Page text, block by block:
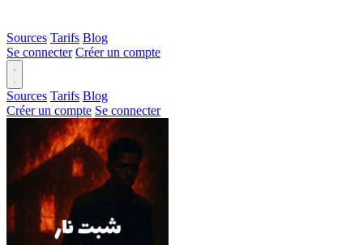
Sources Tarifs Blog
Se connecter Créer un compte
Sources Tarifs Blog
Créer un compte Se connecter